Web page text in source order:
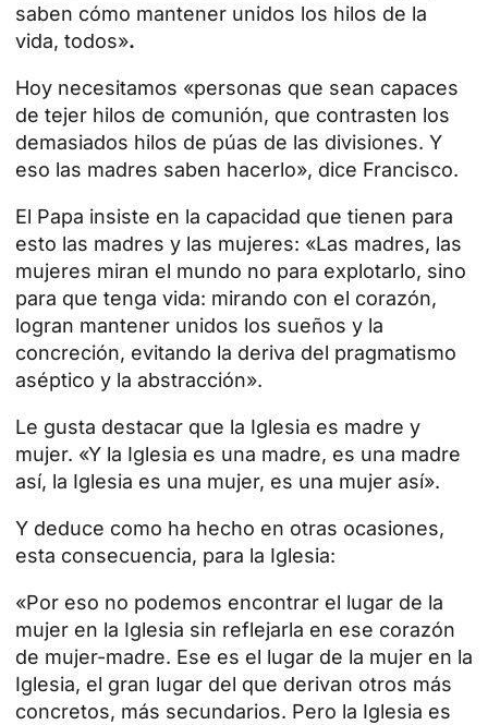
saben cómo mantener unidos los hilos de la
vida, todos».
Hoy necesitamos «personas que sean capaces
de tejer hilos de comunión, que contrasten los
demasiados hilos de púas de las divisiones. Y
eso las madres saben hacerlo», dice Francisco.
El Papa insiste en la capacidad que tienen para
esto las madres y las mujeres: «Las madres, las
mujeres miran el mundo no para explotarlo, sino
para que tenga vida: mirando con el corazón,
logran mantener unidos los sueños y la
concreción, evitando la deriva del pragmatismo
aséptico y la abstracción».
Le gusta destacar que la Iglesia es madre y
mujer. «Y la Iglesia es una madre, es una madre
así, la Iglesia es una mujer, es una mujer así».
Y deduce como ha hecho en otras ocasiones,
esta consecuencia, para la Iglesia:
«Por eso no podemos encontrar el lugar de la
mujer en la Iglesia sin reflejarla en ese corazón
de mujer-madre. Ese es el lugar de la mujer en la
Iglesia, el gran lugar del que derivan otros más
concretos, más secundarios. Pero la Iglesia es